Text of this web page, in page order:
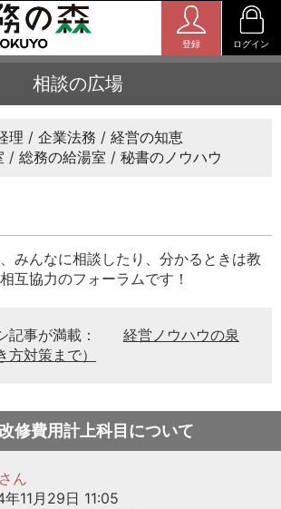
登録 ログイン
相談の広場
理 企業法務
経営の知恵
総務の給湯室 秘書のノウハウ
みんなに相談したり、分かるときは教
互協力のフォーラムです！
記事が満載：
経営ノウハウの泉
方対策まで）
修費用計上科目について
さん
11月29日 11:05